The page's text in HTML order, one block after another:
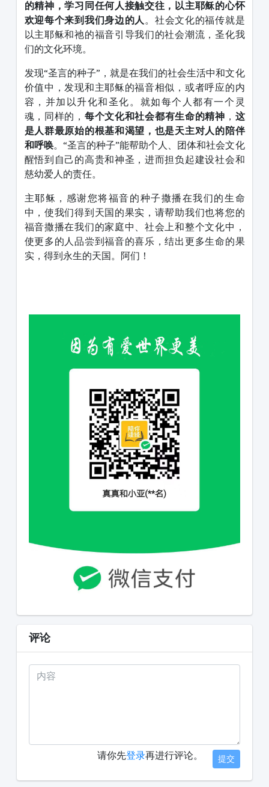
的精神，学习同任何人接触交往，以主耶稣的心怀
欢迎每个来到我们身边的人。社会文化的福传就是
以主耶稣和祂的福音引导我们的社会潮流，圣化我
们的文化环境。
发现“圣言的种子”，就是在我们的社会生活中和文化
价值中，发现和主耶稣的福音相似，或者呼应的内
容，并加以升化和圣化。就如每个人都有一个灵
魂，同样的， 每个文化和社会都有生命的精神 ， 这
是人群最原始的根基和渴望，也是天主对人的陪伴
和呼唤。“圣言的种子”能帮助个人、团体和社会文化
醒悟到自己的高贵和神圣，进而担负起建设社会和
慈幼爱人的责任。
主耶稣，感谢您将福音的种子撒播在我们的生命
中，使我们得到天国的果实，请帮助我们也将您的
福音撒播在我们的家庭中、社会上和整个文化中，
使更多的人品尝到福音的喜乐，结出更多生命的果
实，得到永生的天国。阿们！
评论
请你先登录再进行评论。 提交